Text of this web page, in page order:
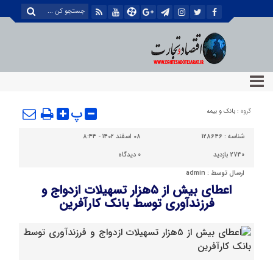
گروه : بانک و بیمه پ
شناسه : 128646
۰۸ اسفند ۱۴۰۲ - ۸:۴۴
2740 بازدید
0 دیدگاه
ارسال توسط : admin
اعطای بیش از ۵هزار تسهیلات ازدواج و
فرزندآوری توسط بانک کارآفرین